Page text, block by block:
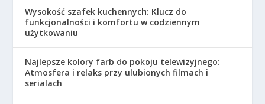
Wysokość szafek kuchennych: Klucz do
funkcjonalności i komfortu w codziennym
użytkowaniu
Najlepsze kolory farb do pokoju telewizyjnego:
Atmosfera i relaks przy ulubionych filmach i
serialach